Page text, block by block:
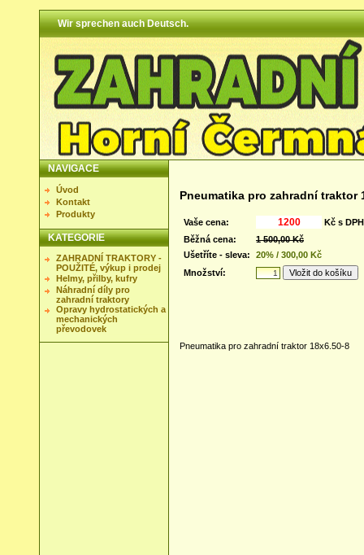
Wir sprechen auch Deutsch.
NAVIGACE
Úvod
Kontakt
Produkty
KATEGORIE
ZAHRADNÍ TRAKTORY -
POUŽITÉ, výkup i prodej
Helmy, přilby, kufry
Náhradní díly pro
zahradní traktory
Opravy hydrostatických a
mechanických
převodovek
Pneumatika pro zahradní traktor
Vaše cena:
Kč s DPH
Běžná cena:
1 500,00 Kč
Ušetříte - sleva:
20% / 300,00 Kč
Množství:
Pneumatika pro zahradní traktor 18x6.50-8